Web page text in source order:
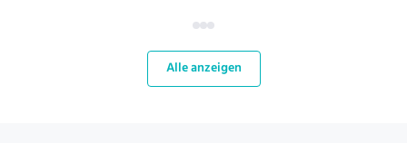
Alle anzeigen